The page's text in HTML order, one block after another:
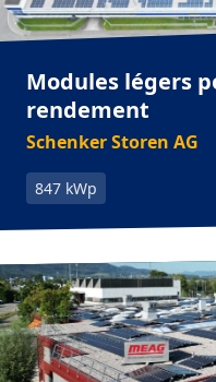
Modules légers
rendement
Schenker Storen AG
847 kWp